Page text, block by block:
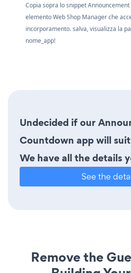
Copia sopra lo snippet
elemento Web Shop Manager che
incorporamento. salva, visualizza la
nome_app!
Undecided if our
Countdown app will
We have all the details
See the
Remove the